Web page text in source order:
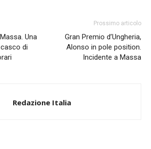
Una
di
Prossimo articolo
Gran Premio d’Ungheria,
Alonso in pole position.
Incidente a Massa
Redazione Italia